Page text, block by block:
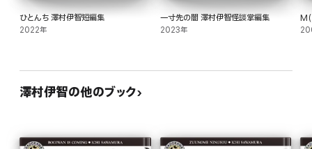
ひとんち 澤村伊智短編集
2022年
一寸先の闇 澤村伊智怪談掌編集
2023年
M(
澤村伊智の他のブック